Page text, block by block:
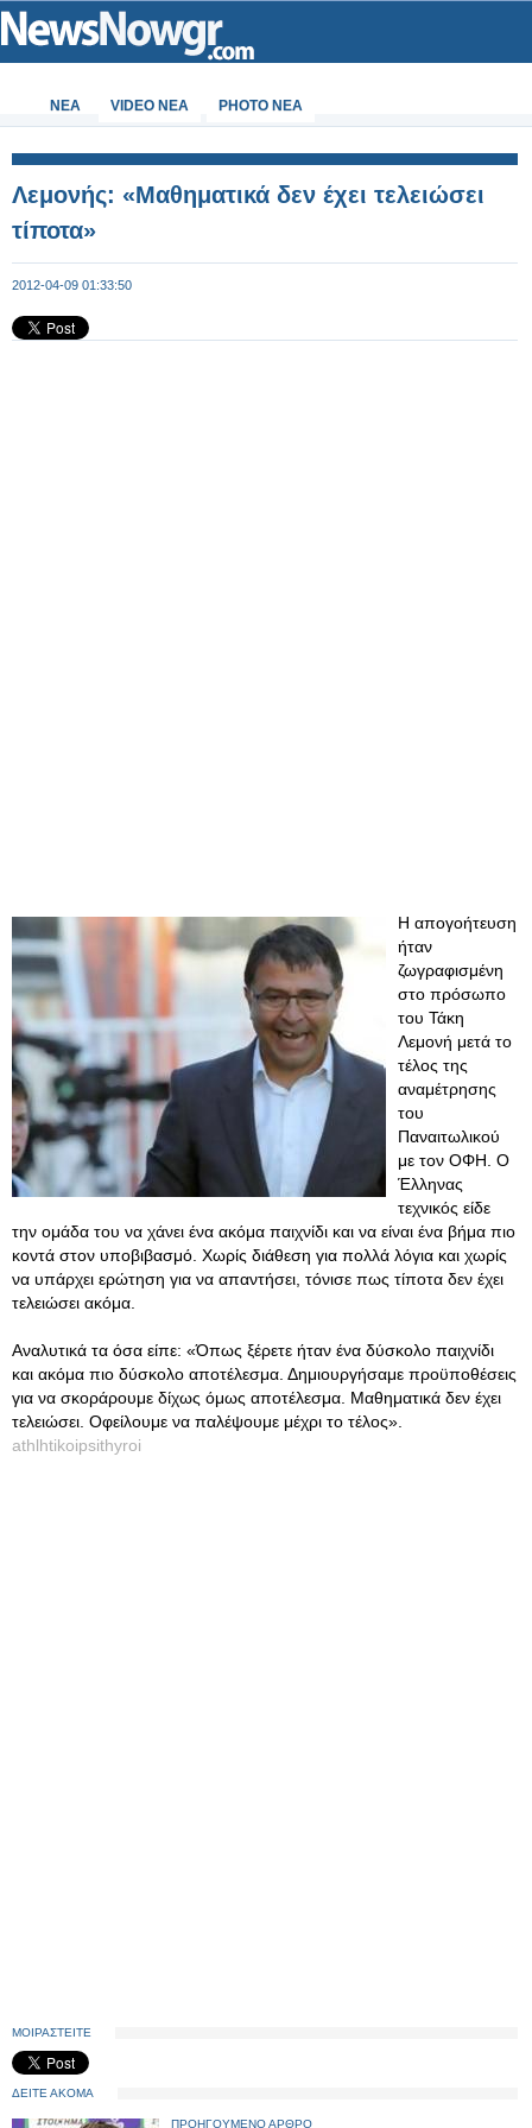
ΝΕΑ VIDEO NEA PHOTO NEA
Λεμονής: «Μαθηματικά δεν έχει τελειώσει
τίποτα»
2012-04-09 01:33:50
Η απογοήτευση
ήταν
ζωγραφισμένη
στο πρόσωπο
του Τάκη
Λεμονή μετά το
τέλος της
αναμέτρησης
του
Παναιτωλικού
με τον ΟΦΗ. Ο
Έλληνας
τεχνικός είδε
την ομάδα του να χάνει ένα ακόμα παιχνίδι και να είναι ένα βήμα πιο
κοντά στον υποβιβασμό. Χωρίς διάθεση για πολλά λόγια και χωρίς
να υπάρχει ερώτηση για να απαντήσει, τόνισε πως τίποτα δεν έχει
τελειώσει ακόμα.
Αναλυτικά τα όσα είπε: «Όπως ξέρετε ήταν ένα δύσκολο παιχνίδι
και ακόμα πιο δύσκολο αποτέλεσμα. Δημιουργήσαμε προϋποθέσεις
για να σκοράρουμε δίχως όμως αποτέλεσμα. Μαθηματικά δεν έχει
τελειώσει. Οφείλουμε να παλέψουμε μέχρι το τέλος».
athlhtikoipsithyroi
ΜΟΙΡΑΣΤΕΙΤΕ
ΔΕΙΤΕ ΑΚΟΜΑ
ΠΡΟΗΓΟΥΜΕΝΟ ΑΡΘΡΟ